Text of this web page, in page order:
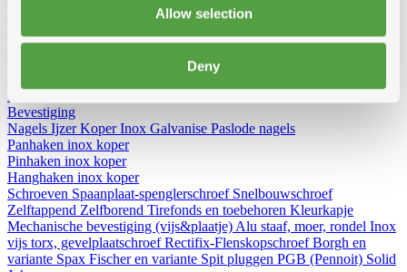
Allow selection
Deny
Birdex - Duivenpinnen OisipicVogelschroten
Schuimbanden en schuimgolvenExpantiebandenHoezen
Bevestiging
Nagels IjzerKoperInox Galvanise Paslode nagels
Panhaken inox koper
Pinhaken inox koper
Hanghaken inox koper
Schroeven Spaanplaat-spenglerschroef Snelbouwschroef
Zelftappend Zelfborend Tirefonds en toebehoren Kleurkapje
Mechanische bevestiging (vijs&plaatje) Alu staaf, moer, rondel Inox
vijs torx, gevelplaatschroefRectifix-FlenskopschroefBorgh en
variante Spax Fischer en variante Spit pluggen PGB (Pennoit) Solid